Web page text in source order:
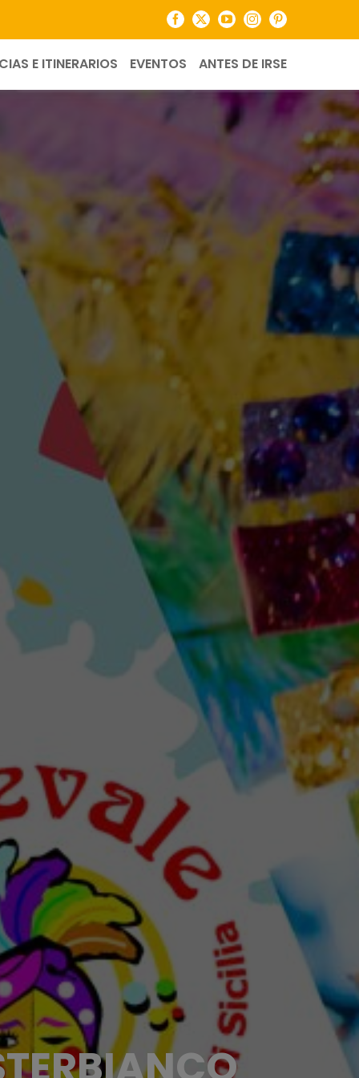
Facebook
X YouTubeInstagramPinterest
E ITINERARIOS EVENTOS ANTES DE IRSE